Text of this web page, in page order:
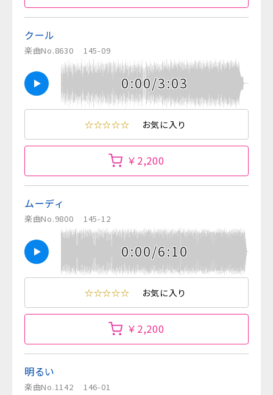
クール
楽曲No.8630 145-09
0:00/3:03
☆☆☆☆☆ お気に入り
￥2,200
ムーディ
楽曲No.9800 145-12
0:00/6:10
☆☆☆☆☆ お気に入り
￥2,200
明るい
楽曲No.1142 146-01